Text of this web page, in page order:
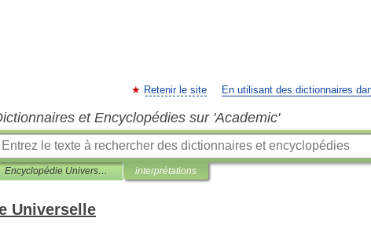
Retenir le site En utilisant des dictionnaires
et Encyclopédies sur 'Academic'
Encyclopédie Universelle interprétations
Universelle